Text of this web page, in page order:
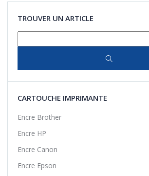
au
panier
TROUVER UN ARTICLE
CARTOUCHE IMPRIMANTE
Encre Brother
Encre HP
Encre Canon
Encre Epson